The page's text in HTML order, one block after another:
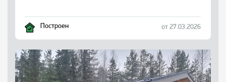
Построен от 27.03.2026